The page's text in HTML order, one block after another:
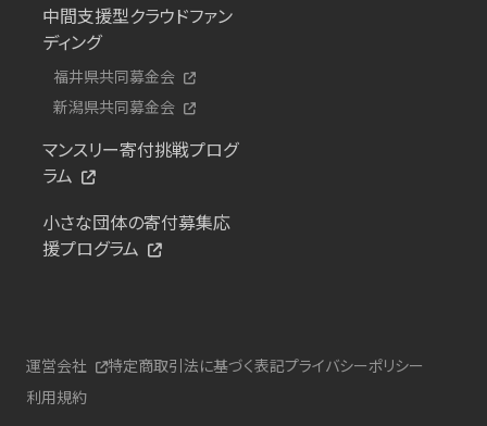
中間支援型クラウドファン
ディング
福井県共同募金会
新潟県共同募金会
マンスリー寄付挑戦プログ
ラム
小さな団体の寄付募集応
援プログラム
運営会社 特定商取引法に基づく表記プライバシーポリシー
利用規約